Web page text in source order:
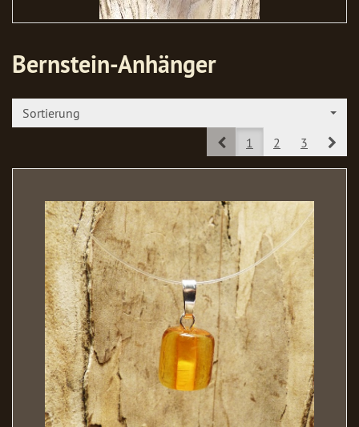
Bernstein-Anhänger
Sortierung
Prev1 2 3